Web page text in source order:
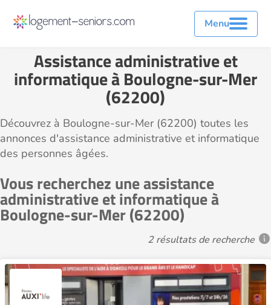
Menu
Assistance administrative et
informatique à Boulogne-sur-Mer
(62200)
Découvrez à Boulogne-sur-Mer (62200) toutes les
annonces d'assistance administrative et informatique
des personnes âgées.
Vous recherchez une assistance
administrative et informatique à
Boulogne-sur-Mer (62200)
2 résultats de recherche